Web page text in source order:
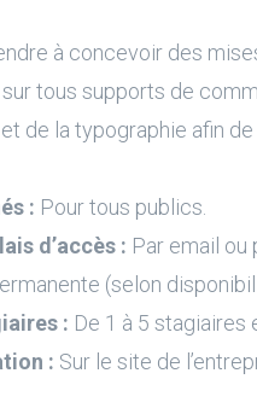
à concevoir des
tous supports de
de la typographie afin
: Pour tous publics.
d’accès : Par email ou
(selon
: De 1 à 5 stagiaires
: Sur le site de